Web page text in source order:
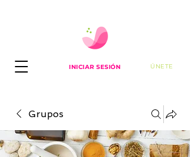
INICIAR SESIÓN ÚNETE
Grupos